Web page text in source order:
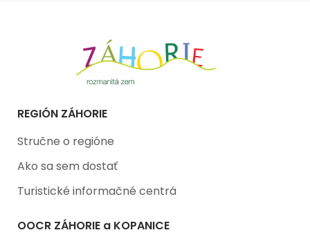
REGIÓN ZÁHORIE
Stručne o regióne
Ako sa sem dostať
Turistické informačné centrá
OOCR ZÁHORIE a KOPANICE